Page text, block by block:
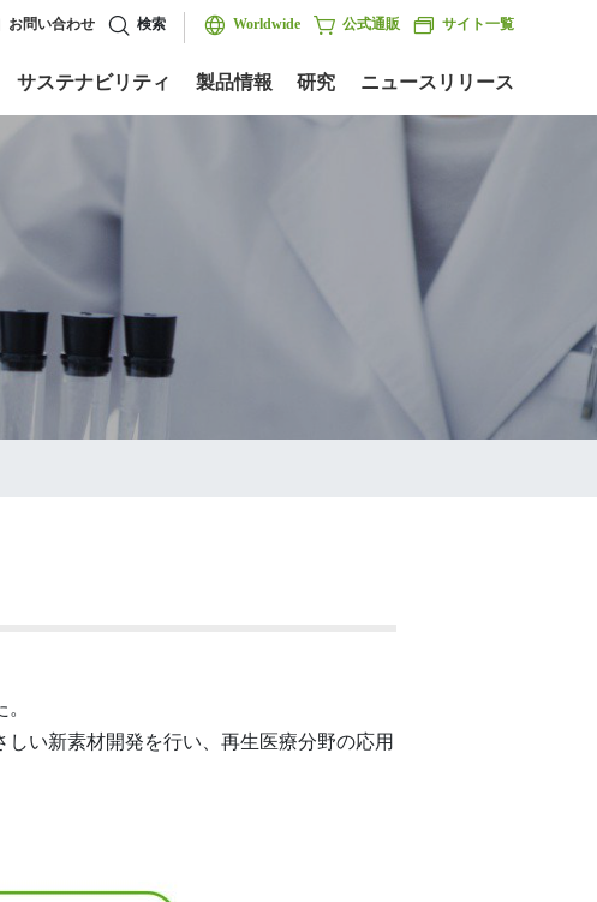
サステナビリティ 製品情報 研究 ニュースリリース
お問い合わせ 検索 Worldwide 公式通販 サイト一覧
い新素材開発を行い、再生医療分野の応用